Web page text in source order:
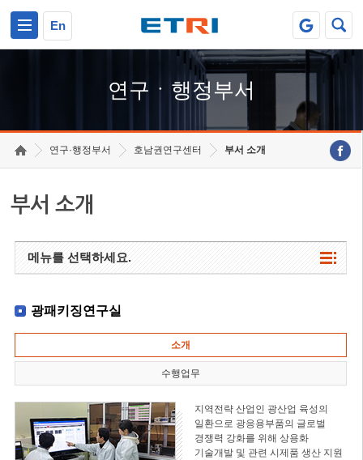
En
연구ㆍ행정부서
연구·행정부서 호남권연구센터 부서 소개
부서 소개
메뉴를 선택하세요.
광패키징연구실
소개
수행업무
지역전략 산업인 광산업 육성의
일환으로 광응용부품의 글로벌
경쟁력 강화를 위해 상용화
기술개발 및 관련 시제품 생산 지원